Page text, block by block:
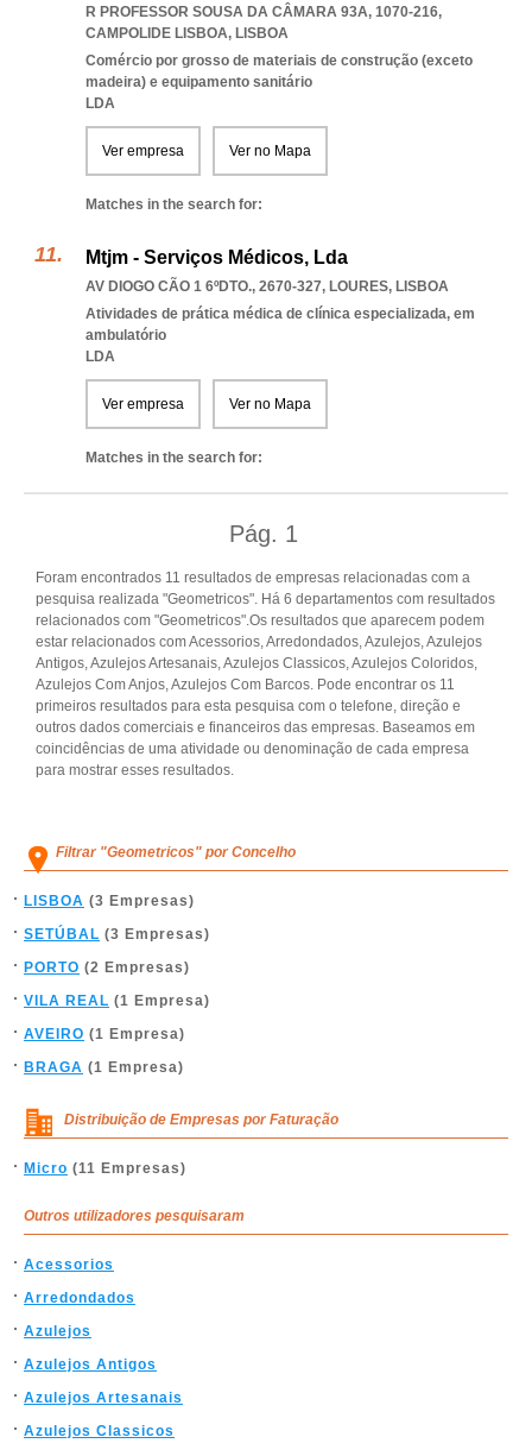
R PROFESSOR SOUSA DA CÂMARA 93A, 1070-216,
CAMPOLIDE LISBOA, LISBOA
Comércio por grosso de materiais de construção (exceto
madeira) e equipamento sanitário
LDA
Ver empresa Ver no Mapa
Matches in the search for:
Mtjm - Serviços Médicos, Lda
AV DIOGO CÃO 1 6ºDTO., 2670-327, LOURES, LISBOA
Atividades de prática médica de clínica especializada, em
ambulatório
LDA
Ver empresa Ver no Mapa
Matches in the search for:
Pág. 1
Foram encontrados 11 resultados de empresas relacionadas com a
pesquisa realizada "Geometricos". Há 6 departamentos com resultados
relacionados com "Geometricos".Os resultados que aparecem podem
estar relacionados com Acessorios, Arredondados, Azulejos, Azulejos
Antigos, Azulejos Artesanais, Azulejos Classicos, Azulejos Coloridos,
Azulejos Com Anjos, Azulejos Com Barcos. Pode encontrar os 11
primeiros resultados para esta pesquisa com o telefone, direção e
outros dados comerciais e financeiros das empresas. Baseamos em
coincidências de uma atividade ou denominação de cada empresa
para mostrar esses resultados.
Filtrar "Geometricos" por Concelho
LISBOA (3 Empresas)
SETÚBAL (3 Empresas)
PORTO (2 Empresas)
VILA REAL (1 Empresa)
AVEIRO (1 Empresa)
BRAGA (1 Empresa)
Distribuição de Empresas por Faturação
Micro (11 Empresas)
Outros utilizadores pesquisaram
Acessorios
Arredondados
Azulejos
Azulejos Antigos
Azulejos Artesanais
Azulejos Classicos